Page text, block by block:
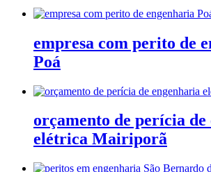
empresa com perito de
Poá
orçamento de perícia de
elétrica Mairiporã